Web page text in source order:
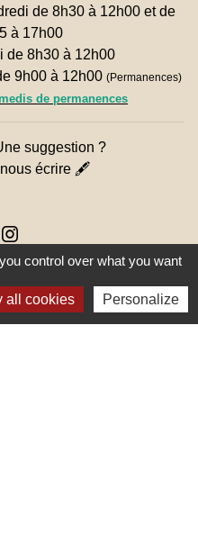
de 8h30 à 12h00 et de
à 17h00
de 8h30 à 12h00
9h00 à 12h00 (Permanences)
de permanences
suggestion ?
nous écrire 🖋
control over what you want
all cookies Personalize